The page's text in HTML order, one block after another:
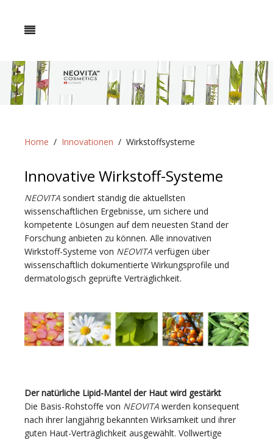
Home Innovationen Wirkstoffsysteme
Innovative Wirkstoff-Systeme
NEOVITA sondiert ständig die aktuellsten
wissenschaftlichen Ergebnisse, um sichere und
kompetente Lösungen auf dem neuesten Stand der
Forschung anbieten zu können. Alle innovativen
Wirkstoff-Systeme von NEOVITA verfügen über
wissenschaftlich dokumentierte Wirkungsprofile und
dermatologisch geprüfte Verträglichkeit.
Der natürliche Lipid-Mantel der Haut wird gestärkt
Die Basis-Rohstoffe von NEOVITA werden konsequent
nach ihrer langjährig bekannten Wirksamkeit und ihrer
guten Haut-Verträglichkeit ausgewählt. Vollwertige